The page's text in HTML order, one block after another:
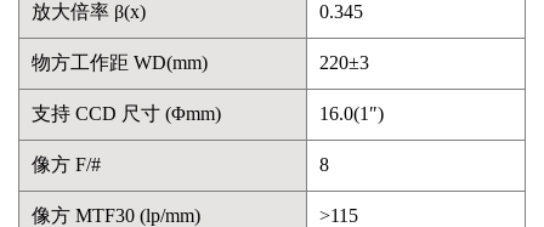
放大倍率 β(x) 0.345
物方工作距 WD(mm) 220±3
支持 CCD 尺寸 (Φmm) 16.0(1″)
像方 F/# 8
像方 MTF30 (lp/mm) >115